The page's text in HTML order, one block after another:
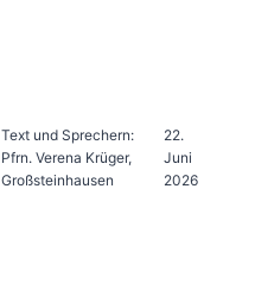
Text und Sprechern:
Pfrn. Verena Krüger,
Großsteinhausen
22.
Juni
2026